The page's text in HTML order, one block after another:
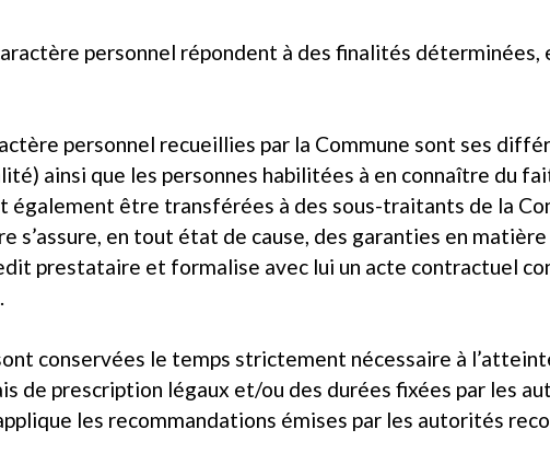
personnel répondent à des finalités
personnel recueillies par la Commune sont ses
ainsi que les personnes habilitées à en connaître du
également être transférées à des sous-traitants de la
s’assure, en tout état de cause, des garanties en
prestataire et formalise avec lui un acte contractuel
conservées le temps strictement nécessaire à
de prescription légaux et/ou des durées fixées par les
les recommandations émises par les autorités